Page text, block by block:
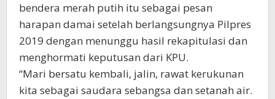
bendera merah putih itu sebagai pesan
harapan damai setelah berlangsungnya Pilpres
2019 dengan menunggu hasil rekapitulasi dan
menghormati keputusan dari KPU.
“Mari bersatu kembali, jalin, rawat kerukunan
kita sebagai saudara sebangsa dan setanah air.